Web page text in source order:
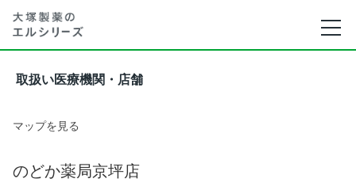
取扱い医療機関・店舗
マップを見る
のどか薬局京坪店